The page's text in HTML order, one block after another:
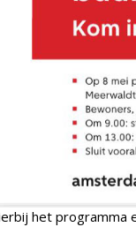
het programma